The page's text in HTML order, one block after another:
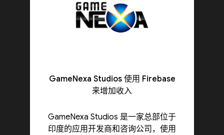
GameNexa Studios 使用 Firebase
来增加收入
GameNexa Studios 是一家总部位于
印度的应用开发商和咨询公司，使用